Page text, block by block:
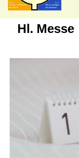
Hl. Messe